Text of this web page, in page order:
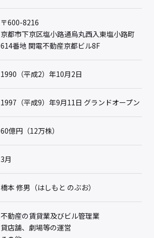
〒600-8216
京都市下京区塩小路通烏丸西入東塩小路町
614番地 関電不動産京都ビル8F
1990（平成2）年10月2日
1997（平成9）年9月11日 グランドオープン
60億円（12万株）
3月
橋本 修男（はしもと のぶお）
不動産の賃貸業及びビル管理業
貸店舗、劇場等の運営